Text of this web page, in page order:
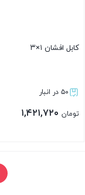
کابل افشان ۱×۳
۵۰ در انبار
تومان